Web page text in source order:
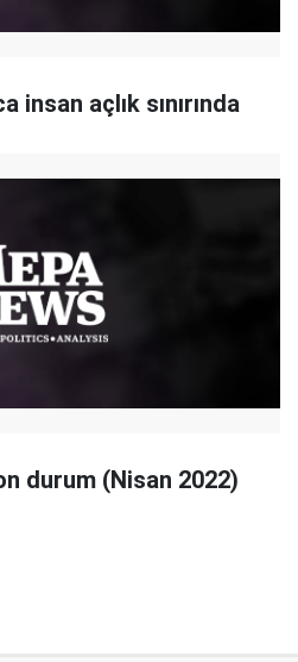
insan açlık sınırında
durum (Nisan 2022)